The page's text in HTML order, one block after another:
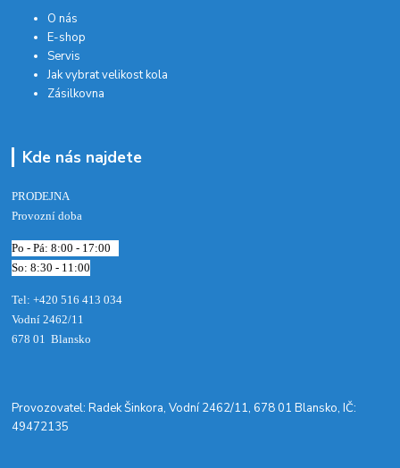
O nás
E-shop
Servis
Jak vybrat velikost kola
Zásilkovna
Kde nás najdete
PRODEJNA
Provozní doba
Po - Pá: 8:00 - 17:00
So: 8:30 - 11:00
Tel: +420 516 413 034‬
Vodní 2462/11
678 01 Blansko
​Provozovatel: Radek Šinkora, Vodní 2462/11, 678 01 Blansko, IČ:
49472135